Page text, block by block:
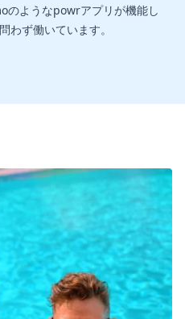
ようなpowrアプリが機能し
わず働いています。